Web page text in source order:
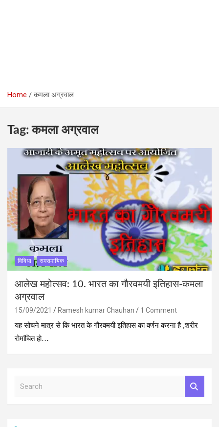
Home कमला अग्रवाल
Tag:कमला अग्रवाल
विविधा समसमायिक
आलेख महोत्‍सव: 10. भारत का गौरवमयी इतिहास-कमला
अग्रवाल
15/09/2021 Ramesh kumar Chauhan
1 Comment
यह सोचने मात्र से कि भारत के गौरवमयी इतिहास का वर्णन करना है ,शरीर
रोमांचित हो…